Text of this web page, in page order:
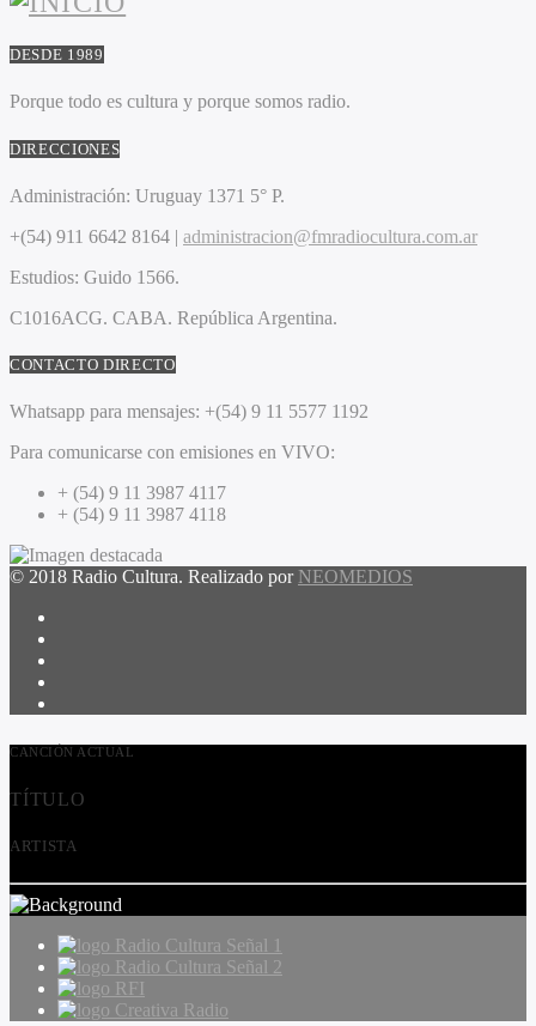
DESDE 1989
Porque todo es cultura y porque somos radio.
DIRECCIONES
Administración: Uruguay 1371 5° P.
+(54) 911 6642 8164 | administracion@fmradiocultura.com.ar
Estudios: Guido 1566.
C1016ACG. CABA. República Argentina.
CONTACTO DIRECTO
Whatsapp para mensajes: +(54) 9 11 5577 1192
Para comunicarse con emisiones en VIVO:
+ (54) 9 11 3987 4117
+ (54) 9 11 3987 4118
© 2018 Radio Cultura. Realizado por NEOMEDIOS
CANCIÓN ACTUAL
TÍTULO
ARTISTA
Radio Cultura Señal 1
Radio Cultura Señal 2
RFI
Creativa Radio